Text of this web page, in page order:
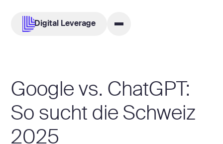
Digital Leverage
Google vs. ChatGPT:
So sucht die Schweiz
2025